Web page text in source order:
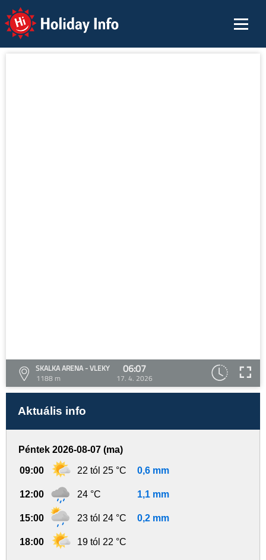
Holiday Info
SKALKA ARENA - VLEKY
1188 m
06:07
17. 4. 2026
Aktuális info
Péntek 2026-08-07 (ma)
09:00 22 tól 25 °C 0,6 mm
12:00 24 °C 1,1 mm
15:00 23 tól 24 °C 0,2 mm
18:00 19 tól 22 °C